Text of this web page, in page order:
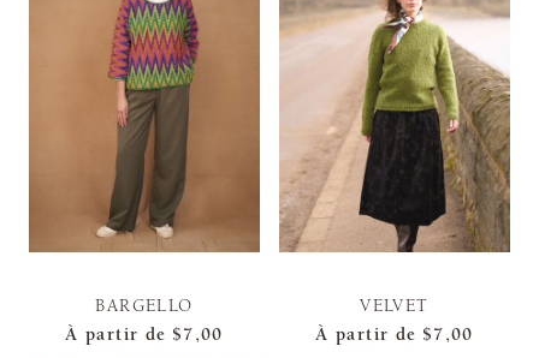
BARGELLO
À partir de $7,00
VELVET
À partir de $7,00